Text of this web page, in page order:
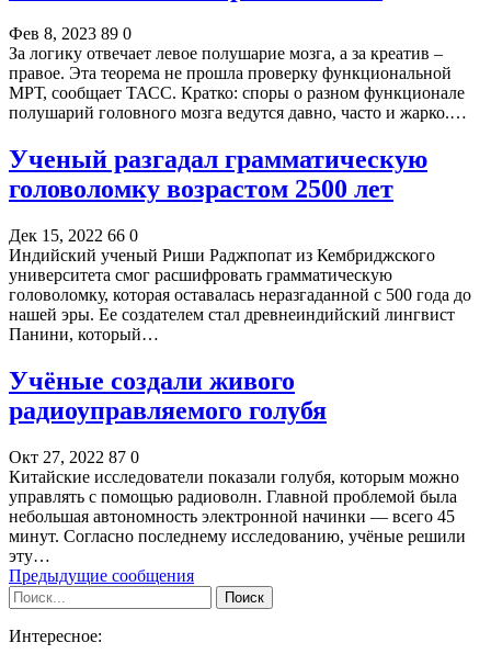
Фев 8, 2023 89 0
За логику отвечает левое полушарие мозга, а за креатив –
правое. Эта теорема не прошла проверку функциональной
МРТ, сообщает ТАСС. Кратко: споры о разном функционале
полушарий головного мозга ведутся давно, часто и жарко.…
Ученый разгадал грамматическую
головоломку возрастом 2500 лет
Дек 15, 2022 66 0
Индийский ученый Риши Раджпопат из Кембриджского
университета смог расшифровать грамматическую
головоломку, которая оставалась неразгаданной с 500 года до
нашей эры. Ее создателем стал древнеиндийский лингвист
Панини, который…
Учёные создали живого
радиоуправляемого голубя
Окт 27, 2022 87 0
Китайские исследователи показали голубя, которым можно
управлять с помощью радиоволн. Главной проблемой была
небольшая автономность электронной начинки — всего 45
минут. Согласно последнему исследованию, учёные решили
эту…
Предыдущие сообщения
Интересное: